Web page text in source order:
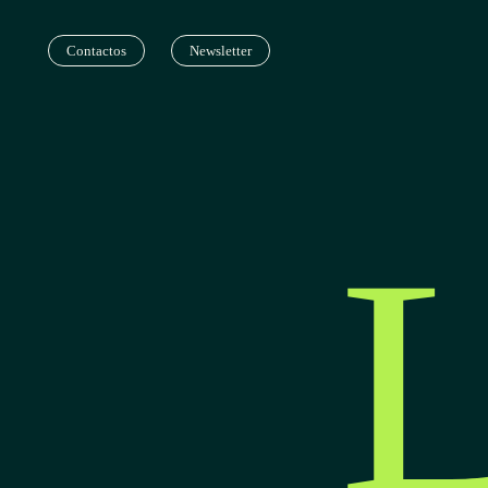
Contactos Newsletter